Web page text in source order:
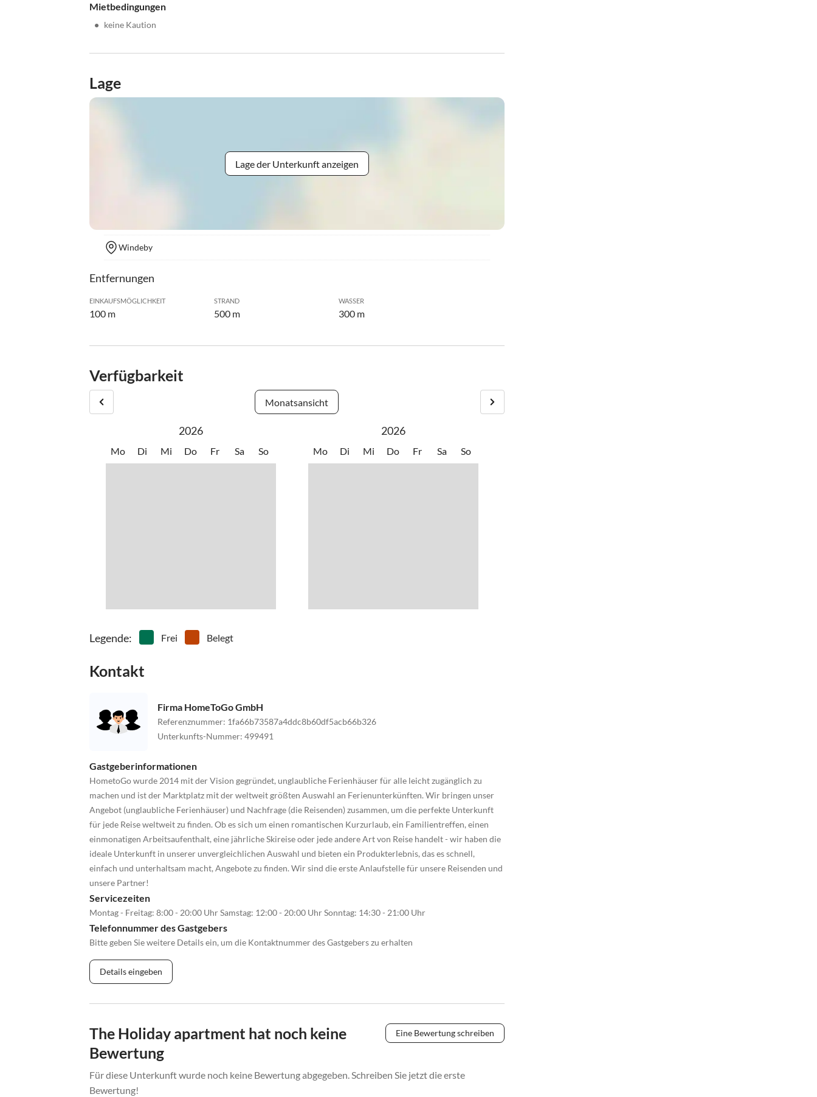
Mietbedingungen
• keine Kaution
Lage
Lage der Unterkunft anzeigen
Windeby
Entfernungen
EINKAUFSMÖGLICHKEIT
100 m
STRAND
500 m
WASSER
300 m
Verfügbarkeit
Monatsansicht
2026
Mo Di Mi Do Fr Sa So
2026
Mo Di Mi Do Fr Sa So
Legende: Frei Belegt
Kontakt
Firma HomeToGo GmbH
Referenznummer: 1fa66b73587a4ddc8b60df5acb66b326
Unterkunfts-Nummer: 499491
Gastgeberinformationen
HometoGo wurde 2014 mit der Vision gegründet, unglaubliche Ferienhäuser für alle leicht zugänglich zu
machen und ist der Marktplatz mit der weltweit größten Auswahl an Ferienunterkünften. Wir bringen unser
Angebot (unglaubliche Ferienhäuser) und Nachfrage (die Reisenden) zusammen, um die perfekte Unterkunft
für jede Reise weltweit zu finden. Ob es sich um einen romantischen Kurzurlaub, ein Familientreffen, einen
einmonatigen Arbeitsaufenthalt, eine jährliche Skireise oder jede andere Art von Reise handelt - wir haben die
ideale Unterkunft in unserer unvergleichlichen Auswahl und bieten ein Produkterlebnis, das es schnell,
einfach und unterhaltsam macht, Angebote zu finden. Wir sind die erste Anlaufstelle für unsere Reisenden und
unsere Partner!
Servicezeiten
Montag - Freitag: 8:00 - 20:00 Uhr Samstag: 12:00 - 20:00 Uhr Sonntag: 14:30 - 21:00 Uhr
Telefonnummer des Gastgebers
Bitte geben Sie weitere Details ein, um die Kontaktnummer des Gastgebers zu erhalten
Details eingeben
The Holiday apartment hat noch keine
Bewertung
Eine Bewertung schreiben
Für diese Unterkunft wurde noch keine Bewertung abgegeben. Schreiben Sie jetzt die erste
Bewertung!